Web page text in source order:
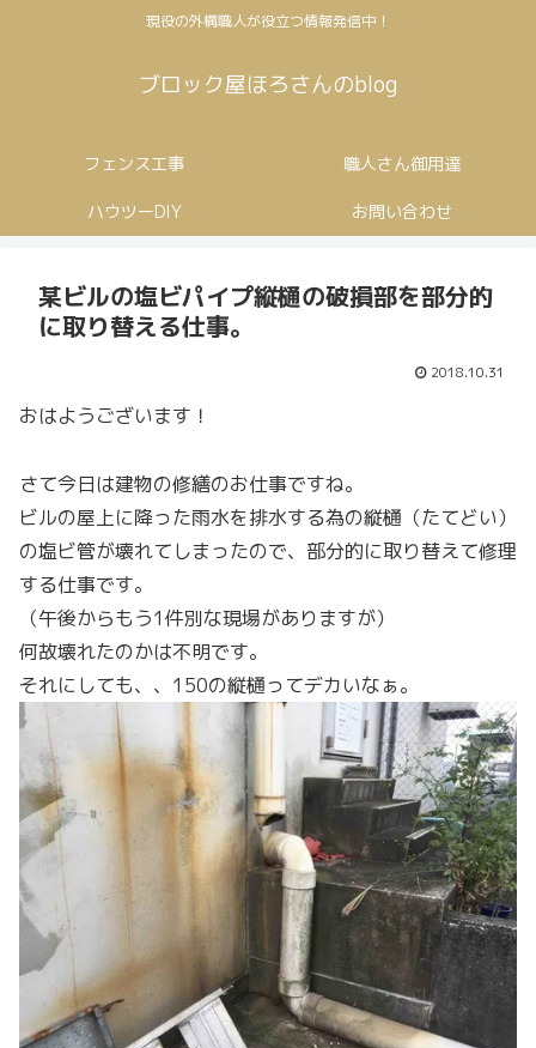
現役の外構職人が役立つ情報発信中！
ブロック屋ほろさんのblog
フェンス工事 職人さん御用達
ハウツーDIY お問い合わせ
某ビルの塩ビパイプ縦樋の破損部を部分的
に取り替える仕事。
2018.10.31
おはようございます！
さて今日は建物の修繕のお仕事ですね。
ビルの屋上に降った雨水を排水する為の縦樋（たてどい）
の塩ビ管が壊れてしまったので、部分的に取り替えて修理
する仕事です。
（午後からもう1件別な現場がありますが）
何故壊れたのかは不明です。
それにしても、、150の縦樋ってデカいなぁ。